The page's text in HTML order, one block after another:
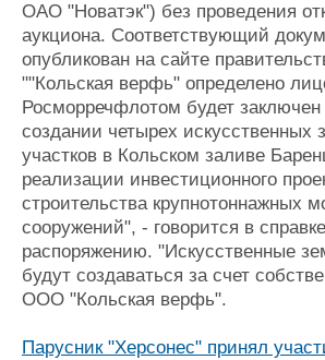
ОАО "Новатэк") без проведения
аукциона. Соответствующий
опубликован на сайте
""Кольская верфь" определено
Росморречфлотом будет заключен
создании четырех искусственных
участков в Кольском заливе
реализации инвестиционного
строительства крупнотоннажных
сооружений", - говорится в
распоряжению. "Искусственные
будут создаваться за счет
ООО "Кольская верфь".
Парусник "Херсонес" принял